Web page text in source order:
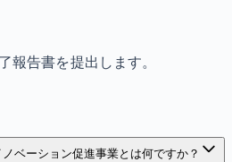
報告書を提出します。
ベーション促進事業とは何ですか？